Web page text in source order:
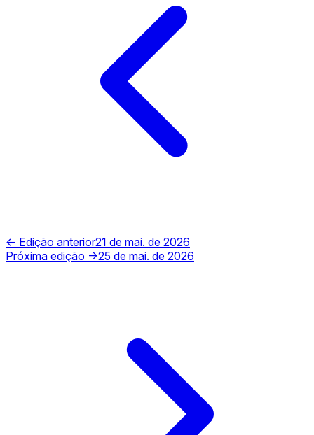
← Edição anterior21 de mai. de 2026
Próxima edição →25 de mai. de 2026